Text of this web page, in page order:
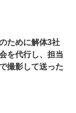
ために解体3社
を代行し、担当
撮影して送った